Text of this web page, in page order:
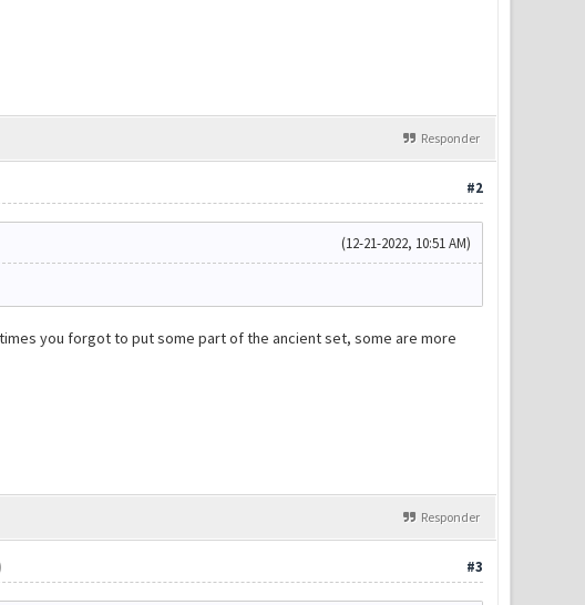
Responder
#2
(12-21-2022, 10:51 AM)
you forgot to put some part of the ancient set, some are more
Responder
#3